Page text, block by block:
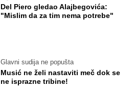
Del Piero gledao Alajbegovića:
"Mislim da za tim nema potrebe"
Glavni sudija ne popušta
Musić ne želi nastaviti meč dok se
ne isprazne tribine!